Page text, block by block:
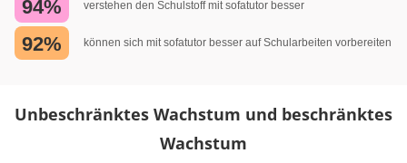
94% verstehen den Schulstoff mit sofatutor besser
92% können sich mit sofatutor besser auf Schularbeiten vorbereiten
Unbeschränktes Wachstum und beschränktes
Wachstum